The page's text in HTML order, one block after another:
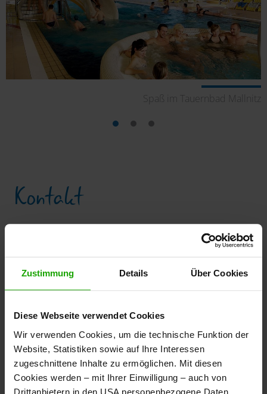
Zustimmung Details Über Cookies
Diese Webseite verwendet Cookies
Wir verwenden Cookies, um die technische Funktion der
Website, Statistiken sowie auf Ihre Interessen
zugeschnittene Inhalte zu ermöglichen. Mit diesen
Cookies werden – mit Ihrer Einwilligung – auch von
Drittanbietern in den USA personenbezogene Daten
Spaß im Tauernbad Mallnitz
Kontakt
9822 Mallnitz Nr. 155
Tel: +43 4784 25520
info@tauernbad-mallnitz.at
www.tauernbad-mallnitz.at
Öffnungszeiten